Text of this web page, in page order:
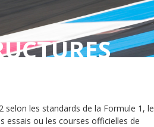
selon les standards de la Formule 1, le
essais ou les courses officielles de